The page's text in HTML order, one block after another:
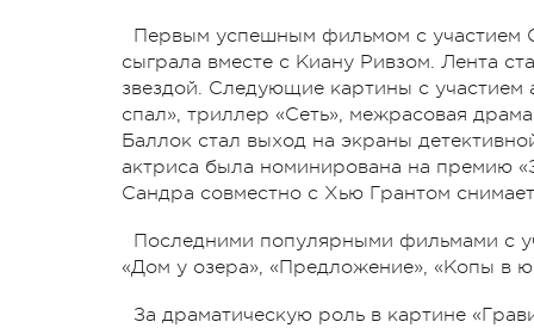
Первым успешным фильмом с участием
сыграла вместе с Киану Ривзом. Лента
звездой. Следующие картины с
спал», триллер «Сеть», межрасовая
Баллок стал выход на экраны
актриса была номинирована на премию
Сандра совместно с Хью Грантом
Последними популярными фильмами с
«Дом у озера», «Предложение», «Копы в
За драматическую роль в картине